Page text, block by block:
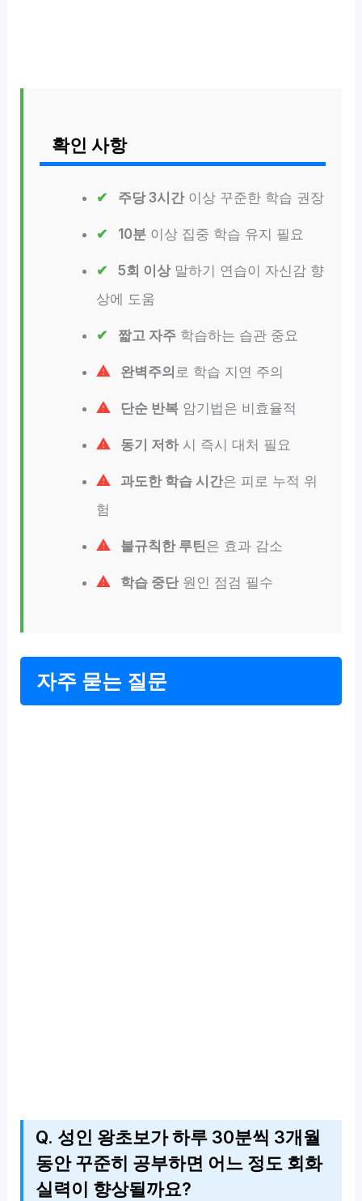
확인 사항
주당 3시간이상 꾸준한 학습 권장
10분이상 집중 학습 유지 필요
5회 이상말하기 연습이 자신감 향
상에 도움
짧고 자주학습하는 습관 중요
완벽주의 로 학습 지연 주의
단순 반복암기법은 비효율적
동기 저하시 즉시 대처 필요
과도한 학습 시간은 피로 누적 위
험
불규칙한 루틴은 효과 감소
학습 중단원인 점검 필수
자주 묻는 질문
Q. 성인 왕초보가 하루 30분씩 3개월
동안 꾸준히 공부하면 어느 정도 회화
실력이 향상될까요?